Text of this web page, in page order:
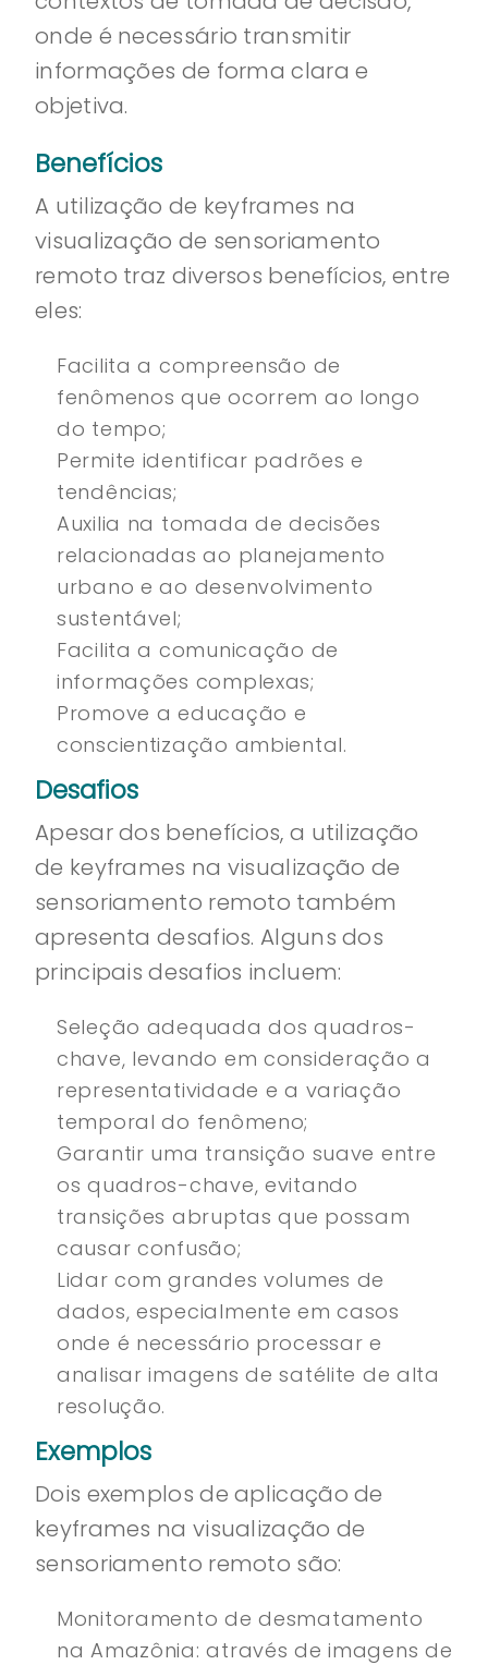
onde é necessário transmitir
informações de forma clara e
objetiva.
Benefícios
A utilização de keyframes na
visualização de sensoriamento
remoto traz diversos benefícios, entre
eles:
Facilita a compreensão de
fenômenos que ocorrem ao longo
do tempo;
Permite identificar padrões e
tendências;
Auxilia na tomada de decisões
relacionadas ao planejamento
urbano e ao desenvolvimento
sustentável;
Facilita a comunicação de
informações complexas;
Promove a educação e
conscientização ambiental.
Desafios
Apesar dos benefícios, a utilização
de keyframes na visualização de
sensoriamento remoto também
apresenta desafios. Alguns dos
principais desafios incluem:
Seleção adequada dos quadros-
chave, levando em consideração a
representatividade e a variação
temporal do fenômeno;
Garantir uma transição suave entre
os quadros-chave, evitando
transições abruptas que possam
causar confusão;
Lidar com grandes volumes de
dados, especialmente em casos
onde é necessário processar e
analisar imagens de satélite de alta
resolução.
Exemplos
Dois exemplos de aplicação de
keyframes na visualização de
sensoriamento remoto são:
Monitoramento de desmatamento
na Amazônia: através de imagens de